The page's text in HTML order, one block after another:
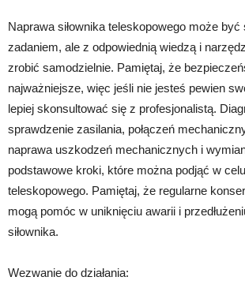
Naprawa siłownika teleskopowego może
zadaniem, ale z odpowiednią wiedzą i
zrobić samodzielnie. Pamiętaj, że
najważniejsze, więc jeśli nie jesteś pewien
lepiej skonsultować się z profesjonalistą.
sprawdzenie zasilania, połączeń
naprawa uszkodzeń mechanicznych i
podstawowe kroki, które można podjąć w
teleskopowego. Pamiętaj, że regularne
mogą pomóc w uniknięciu awarii i
siłownika.
Wezwanie do działania: